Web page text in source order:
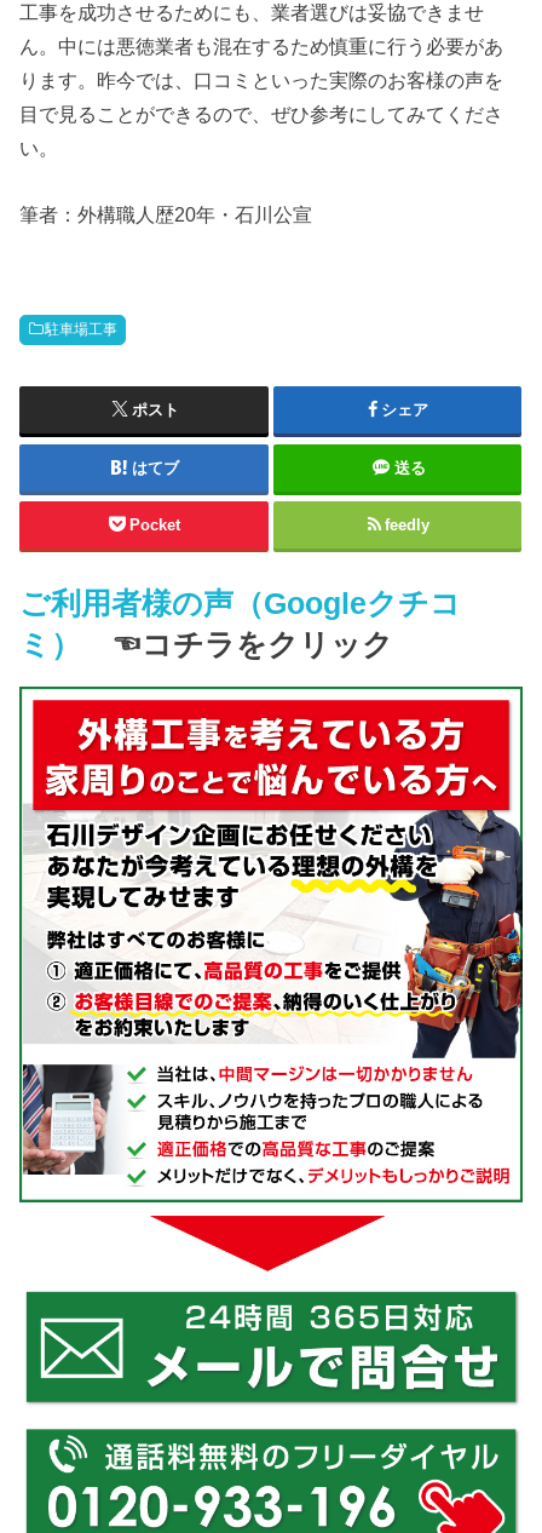
工事を成功させるためにも、業者選びは妥協できませ
ん。中には悪徳業者も混在するため慎重に行う必要があ
ります。昨今では、口コミといった実際のお客様の声を
目で見ることができるので、ぜひ参考にしてみてくださ
い。
筆者：外構職人歴20年・石川公宣
駐車場工事
ポスト シェア
はてブ 送る
Pocket feedly
ご利用者様の声（Googleクチコ
ミ）
☜コチラをクリック